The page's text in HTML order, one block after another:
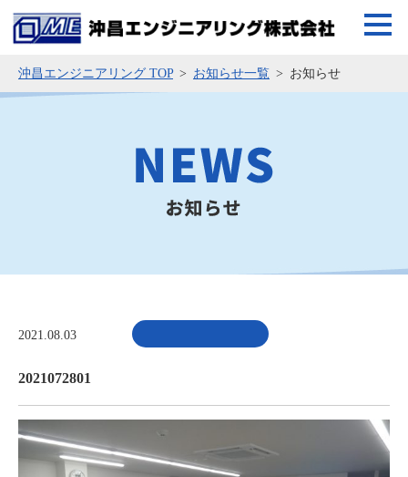
沖昌エンジニアリング TOP お知らせ一覧 お知らせ
2021.08.03
2021072801